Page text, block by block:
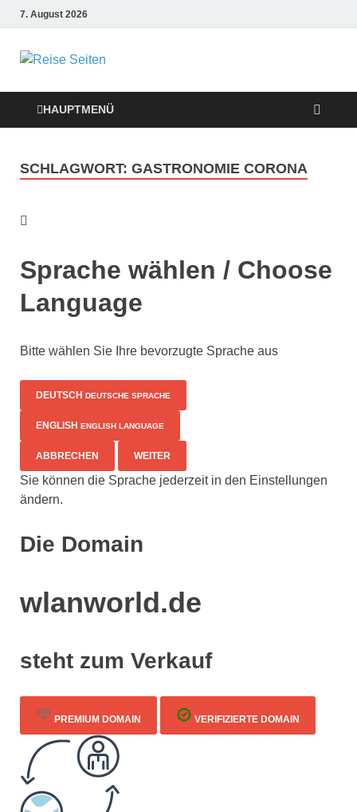
7. August 2026
Die besten
Reise-Webseiten
für Ihre perfekte
Reiseplanung
HAUPTMENÜ
SCHLAGWORT: GASTRONOMIE CORONA
Sprache wählen / Choose
Language
Bitte wählen Sie Ihre bevorzugte Sprache aus
DEUTSCH DEUTSCHE SPRACHE
ENGLISH ENGLISH LANGUAGE
ABBRECHEN WEITER
Sie können die Sprache jederzeit in den Einstellungen
ändern.
Die Domain
wlanworld.de
steht zum Verkauf
PREMIUM DOMAIN VERIFIZIERTE DOMAIN